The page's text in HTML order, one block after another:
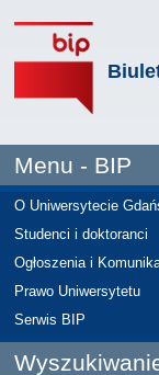
Menu - BIP
O Uniwersytecie
Studenci i doktoranci
Ogłoszenia i
Prawo Uniwersytetu
Serwis BIP